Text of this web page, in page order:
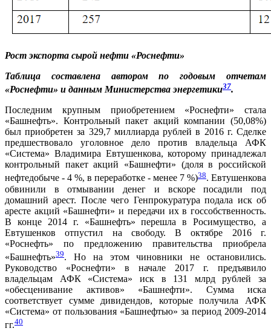
Рост экспорта сырой нефти «Роснефти»
Таблица составлена автором по годовым отчетам
«Роснефти» и данным Министерства энергетики37.
Последним крупным приобретением «Роснефти» стала
«Башнефть». Контрольный пакет акций компании (50,08%)
был приобретен за 329,7 миллиарда рублей в 2016 г. Сделке
предшествовало уголовное дело против владельца АФК
«Система» Владимира Евтушенкова, которому принадлежал
контрольный пакет акций «Башнефти» (доля в российской
нефтедобыче - 4 %, в переработке - менее 7 %)38. Евтушенкова
обвинили в отмывании денег и вскоре посадили под
домашний арест. После чего Генпрокуратура подала иск об
аресте акций «Башнефти» и передачи их в госсобственность.
В конце 2014 г. «Башнефть» перешла в Росимущество, а
Евтушенков отпустил на свободу. В октябре 2016 г.
«Роснефть» по предложению правительства приобрела
«Башнефть»39. Но на этом чиновники не остановились.
Руководство «Роснефти» в начале 2017 г. предъявило
владельцам АФК «Система» иск в 131 млрд рублей за
«обесценивание активов» «Башнефти». Сумма иска
соответствует сумме дивидендов, которые получила АФК
«Система» от пользования «Башнефтью» за период 2009-2014
гг.40